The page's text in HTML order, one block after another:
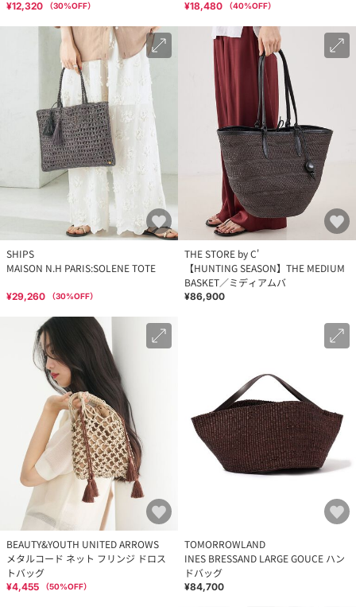
¥12,320 （30%OFF） ¥18,480 （40%OFF）
SHIPS
MAISON N.H PARIS:SOLENE TOTE
¥29,260 （30%OFF）
THE STORE by C'
【HUNTING SEASON】THE MEDIUM
BASKET／ミディアムバ
¥86,900
BEAUTY&YOUTH UNITED ARROWS
メタルコード ネット フリンジ ドロス
トバッグ
¥4,455 （50%OFF）
TOMORROWLAND
INES BRESSAND LARGE GOUCE ハン
ドバッグ
¥84,700